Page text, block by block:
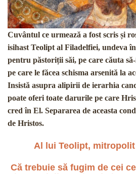
Cuvântul ce urmează a fost scris și
isihast Teolipt al Filadelfiei, undeva
pentru păstoriții săi, pe care căuta
pe care le făcea schisma arsenită la
Insistă asupra alipirii de ierarhia
poate oferi toate darurile pe care
cred în El. Separarea de aceasta
de Hristos.
Al lui Teolipt,
Că trebuie să fugim de cei